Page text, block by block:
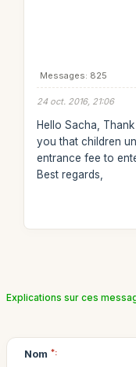
Messages: 825
24 oct. 2016, 21:06
Hello Sacha,
you that children
entrance fee to
Best regards,
Explications sur ces
Nom *: